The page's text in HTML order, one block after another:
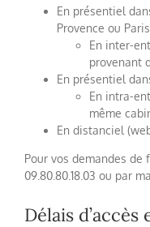
En présentiel
Provence ou Paris
En inter-
provenant
En présentiel
En intra-
même
En distanciel
Pour vos demandes de
09.80.80.18.03 ou par
Délais